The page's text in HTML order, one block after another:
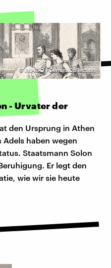
©IMAGO | Gemini Collection
- Urvater der
den Ursprung in Athen
haben wegen
Staatsmann Solon
Er legt den
wie wir sie heute